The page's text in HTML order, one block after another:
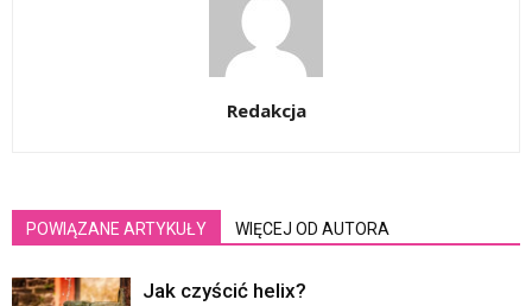
Redakcja
POWIĄZANE ARTYKUŁY WIĘCEJ OD AUTORA
Jak czyścić helix?